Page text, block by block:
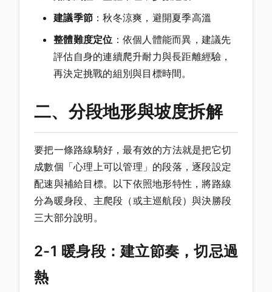
建議季節 ：秋冬涼爽，避開夏季高溫
整體難度定位 ：依個人體能而異，建議先
評估自身的連續爬升耐力與長距離經驗，
再決定挑戰的組別與目標時間。
二、分段地形與坡度拆解
要把一條路線騎好，最有效的方法就是把它切
成數個「心理上可以管理」的段落，逐段設定
配速與補給目標。以下依照地形特性，將路線
分為暖身段、主爬段（或主巡航段）與決勝段
三大部分說明。
2-1 暖身段：建立節奏，切忌過
熱